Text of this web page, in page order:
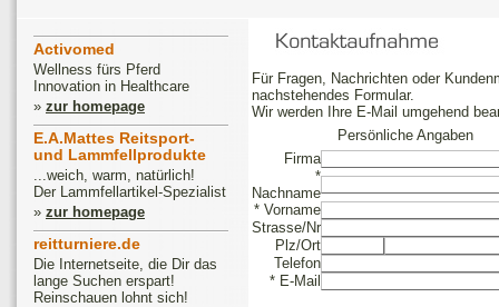
Activomed
Wellness fürs Pferd
Innovation in Healthcare
» zur homepage
E.A.Mattes Reitsport-
und Lammfellprodukte
...weich, warm, natürlich!
Der Lammfellartikel-Spezialist
» zur homepage
reitturniere.de
Die Internetseite, die Dir das
lange Suchen erspart!
Reinschauen lohnt sich!
Für Fragen, Nachrichten oder
nachstehendes Formular.
Wir werden Ihre E-Mail umgehend
Persönliche Angaben
Firma
*
Nachname
* Vorname
Strasse/Nr
Plz/Ort
Telefon
* E-Mail